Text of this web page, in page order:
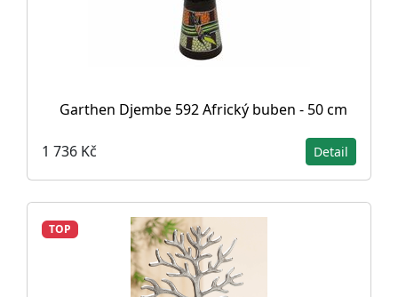
Garthen Djembe 592 Africký buben - 50 cm
1 736 Kč Detail
TOP